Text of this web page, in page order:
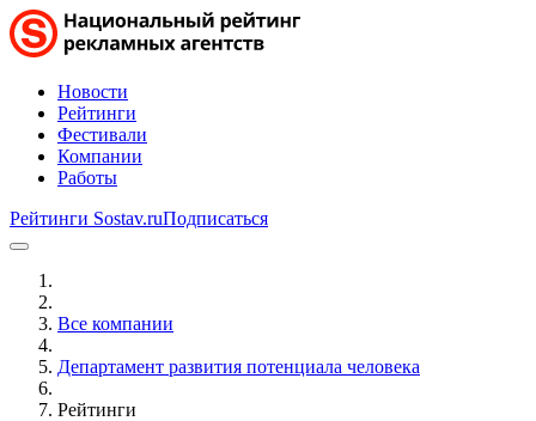
Новости
Рейтинги
Фестивали
Компании
Работы
Рейтинги Sostav.ruПодписаться
Все компании
Департамент развития потенциала человека
Рейтинги